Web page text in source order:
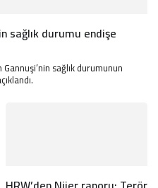
sağlık durumu endişe
sağlık durumunun